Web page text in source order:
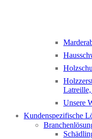
Unsere
Kundenspezifische